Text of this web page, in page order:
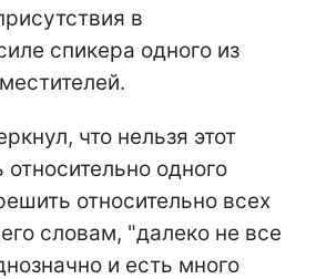
в
спикера одного из
что нельзя этот
одного
относительно всех
словам, "далеко не все
и есть много